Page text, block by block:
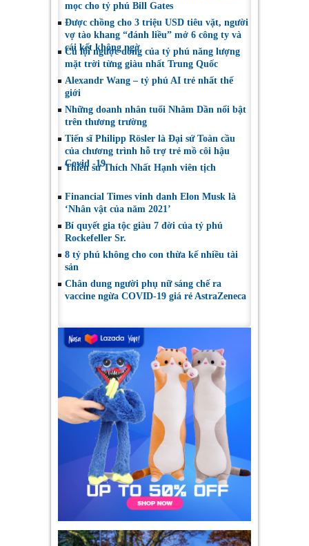
mọc cho tỷ phú Bill Gates
Được chồng cho 3 triệu USD tiêu vặt, người
vợ tào khang “đánh liều” mở 6 công ty và
cái kết không ngờ
Cú lội ngược dòng của tỷ phú năng lượng
mặt trời từng giàu nhất Trung Quốc
Alexandr Wang – tỷ phú AI trẻ nhất thế
giới
Những doanh nhân tuổi Nhâm Dần nổi bật
trên thương trường
Tiến sĩ Philipp Rösler là Đại sứ Toàn cầu
của chương trình hỗ trợ trẻ mồ côi hậu
Covid -19
Thiền sư Thích Nhất Hạnh viên tịch
Financial Times vinh danh Elon Musk là
‘Nhân vật của năm 2021’
Bí quyết gia tộc giàu 7 đời của tỷ phú
Rockefeller Sr.
8 tỷ phú không cho con thừa kế nhiều tài
sản
Chân dung người phụ nữ sáng chế ra
vaccine ngừa COVID-19 giá rẻ AstraZeneca